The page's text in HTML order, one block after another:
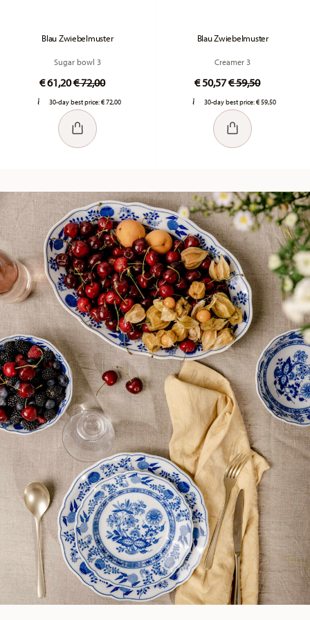
Blau Zwiebelmuster
Sugar bowl 3
€ 61,20Price reduced from
€ 72,00to
30-day best price:€ 72,00
Blau Zwiebelmuster
Creamer 3
€ 50,57Price reduced
€ 59,50to
30-day best price:€ 59,50